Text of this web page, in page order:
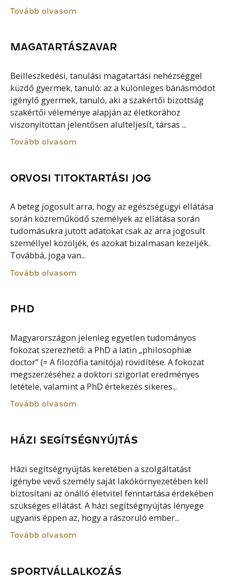
Tovább olvasom
MAGATARTÁSZAVAR
Beilleszkedési, tanulási magatartási nehézséggel
küzdő gyermek, tanuló: az a különleges bánásmódot
igénylő gyermek, tanuló, aki a szakértői bizottság
szakértői véleménye alapján az életkorához
viszonyítottan jelentősen alulteljesít, társas ...
Tovább olvasom
ORVOSI TITOKTARTÁSI JOG
A beteg jogosult arra, hogy az egészségügyi ellátása
során közreműködő személyek az ellátása során
tudomásukra jutott adatokat csak az arra jogosult
személlyel közöljék, és azokat bizalmasan kezeljék.
Továbbá, joga van...
Tovább olvasom
PHD
Magyarországon jelenleg egyetlen tudományos
fokozat szerezhető: a PhD a latin „philosophiæ
doctor” (= A filozófia tanítója) rövidítése. A fokozat
megszerzéséhez a doktori szigorlat eredményes
letétele, valamint a PhD értekezés sikeres...
Tovább olvasom
HÁZI SEGÍTSÉGNYÚJTÁS
Házi segítségnyújtás keretében a szolgáltatást
igénybe vevő személy saját lakókörnyezetében kell
biztosítani az önálló életvitel fenntartása érdekében
szükséges ellátást. A házi segítségnyújtás lényege
ugyanis éppen az, hogy a rászoruló ember...
Tovább olvasom
SPORTVÁLLALKOZÁS